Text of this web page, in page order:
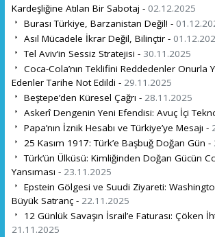
Kardeşliğine Atılan Bir Sabotaj - 02.12.2025
Burası Türkiye, Barzanistan Değil! -
Asıl Mücadele İkrar Değil, Bilinçtir -
Tel Aviv’in Sessiz Stratejisi - 30.11.2025
Coca-Cola’nın Teklifini Reddedenler Onurla
Edenler Tarihe Not Edildi - 29.11.2025
Beştepe’den Küresel Çağrı - 28.11.2025
Askerî Dengenin Yeni Efendisi: Avuç İçi
Papa’nın İznik Hesabı ve Türkiye’ye Mesajı -
25 Kasım 1917: Türk’e Başbuğ Doğan Gün -
Türk’ün Ülküsü: Kimliğinden Doğan Gücün
Yansıması - 23.11.2025
Epstein Gölgesi ve Suudi Ziyareti:
Büyük Satranç - 22.11.2025
12 Günlük Savaşın İsrail’e Faturası: Çöken
21.11.2025